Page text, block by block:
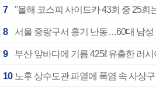
7 "올해 코스피 사이드카 43회 중 25회
8 서울 중랑구서 흉기 난동…60대 남성
9 부산 앞바다에 기름 425ℓ 유출한 러
10 노후 상수도관 파열에 폭염 속 사상